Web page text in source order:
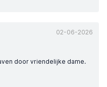
02-06-2026
door vriendelijke dame.